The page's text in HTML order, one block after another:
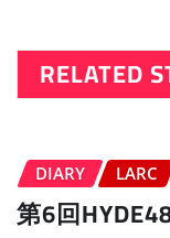
RELATED
DIARY LARC
第6回